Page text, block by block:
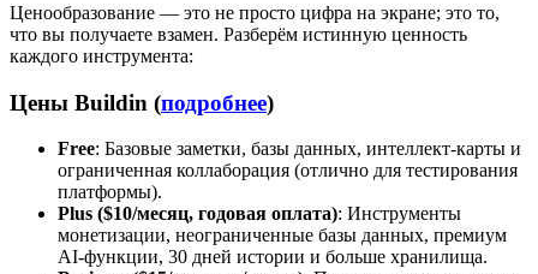
Ценообразование — это не просто цифра на экране; это то,
что вы получаете взамен. Разберём истинную ценность
каждого инструмента:
Цены Buildin (подробнее)
Free: Базовые заметки, базы данных, интеллект-карты и
ограниченная коллаборация (отлично для тестирования
платформы).
Plus ($10/месяц, годовая оплата): Инструменты
монетизации, неограниченные базы данных, премиум
AI-функции, 30 дней истории и больше хранилища.